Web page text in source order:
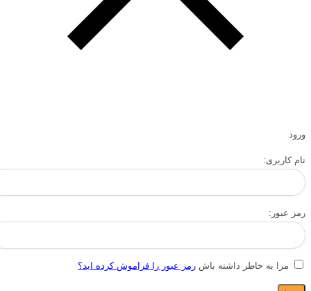
ورود
نام کاربری:
رمز عبور:
مرا به خاطر داشته باش رمز عبور را فراموش کرده اید؟